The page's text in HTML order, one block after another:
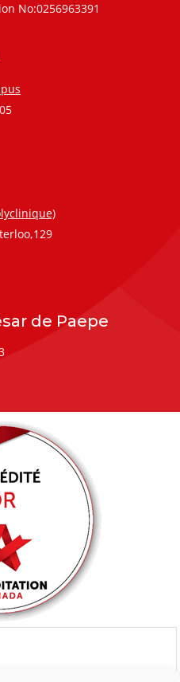
No:0256963391
de Paepe